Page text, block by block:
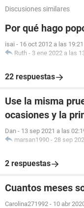
Discusiones similares
Por qué hago
isai - 16 oct 2012 a las 19:21
Ruth - 3 ene 2022 a las
22 respuestas
Use la misma
ocasiones y la
Dan - 13 sep 2021 a las
marsan1990 - 28 sep
2 respuestas
Cuantos meses
Carolina271992 - 10 abr